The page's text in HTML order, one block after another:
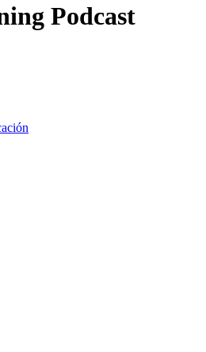
Podcast